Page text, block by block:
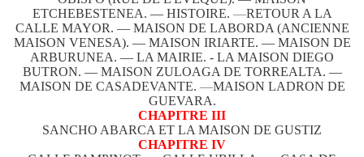
ETCHEBESTENEA. — HISTOIRE. —RETOUR A LA
CALLE MAYOR. — MAISON DE LABORDA (ANCIENNE
MAISON VENESA). — MAISON IRIARTE. — MAISON DE
ARBURUNEA. — LA MAIRIE. - LA MAISON DIEGO
BUTRON. — MAISON ZULOAGA DE TORREALTA. —
MAISON DE CASADEVANTE. —MAISON LADRON DE
GUEVARA.
CHAPITRE III
SANCHO ABARCA ET LA MAISON DE GUSTIZ
CHAPITRE IV